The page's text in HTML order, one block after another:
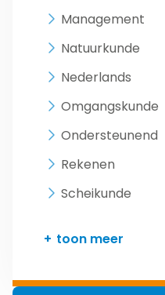
Management
Natuurkunde
Nederlands
Omgangskunde
Ondersteunend
Rekenen
Scheikunde
toon meer